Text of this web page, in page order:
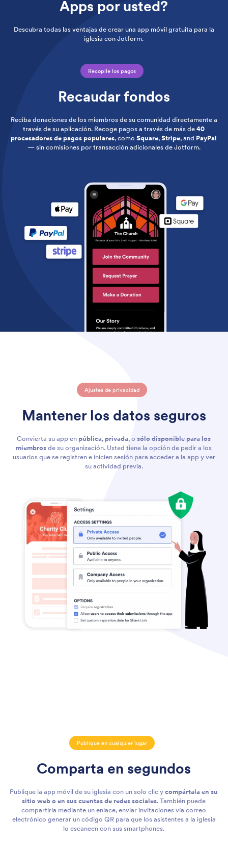
Apps por usted?
Descubra todas las ventajas de crear una app móvil gratuita para la
iglesia con Jotform.
Recopile los pagos
Recaudar fondos
Reciba donaciones de los miembros de su comunidad directamente a
través de su aplicación. Recoge pagos a través de más de40
procesadores de pagos populares, comoSquare,Stripe, and PayPal
— sin comisiones por transacción adicionales de Jotform.
Ajustes de privacidad
Mantener los datos seguros
Convierta su app en pública, privada, osólo disponible para los
miembrosde su organización. Usted tiene la opción de pedir a los
usuarios que se registren e inicien sesión para acceder a la app y ver
su actividad previa.
Publique en cualquier lugar
Comparta en segundos
Publique la app móvil de su iglesia con un solo clic ycompártala en su
sitio web o en sus cuentas de redes sociales. También puede
compartirla mediante un enlace, enviar invitaciones vía correo
electrónico generar un código QR para que los asistentes a la iglesia
lo escaneen con sus smartphones.